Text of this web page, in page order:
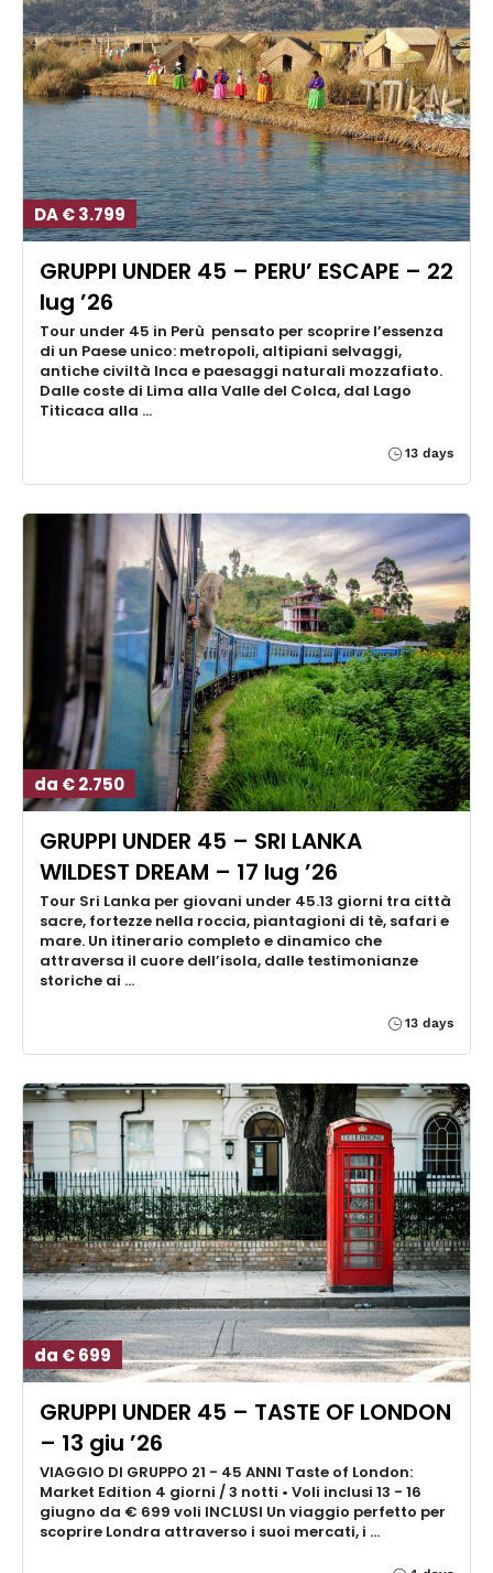
DA € 3.799
GRUPPI UNDER 45 – PERU’ ESCAPE – 22
lug ’26
Tour under 45 in Perù pensato per scoprire l’essenza
di un Paese unico: metropoli, altipiani selvaggi,
antiche civiltà Inca e paesaggi naturali mozzafiato.
Dalle coste di Lima alla Valle del Colca, dal Lago
Titicaca alla …
13 days
da € 2.750
GRUPPI UNDER 45 – SRI LANKA
WILDEST DREAM – 17 lug ’26
Tour Sri Lanka per giovani under 45.13 giorni tra città
sacre, fortezze nella roccia, piantagioni di tè, safari e
mare. Un itinerario completo e dinamico che
attraversa il cuore dell’isola, dalle testimonianze
storiche ai …
13 days
da € 699
GRUPPI UNDER 45 – TASTE OF LONDON
– 13 giu ’26
VIAGGIO DI GRUPPO 21 - 45 ANNI Taste of London:
Market Edition 4 giorni / 3 notti • Voli inclusi 13 - 16
giugno da € 699 voli INCLUSI Un viaggio perfetto per
scoprire Londra attraverso i suoi mercati, i …